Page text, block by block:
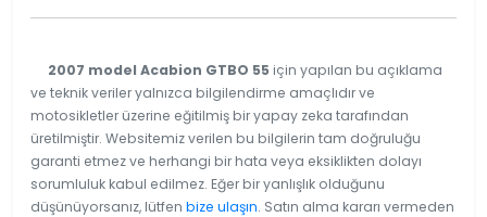
2007 model Acabion GTBO 55 için yapılan bu açıklama
ve teknik veriler yalnızca bilgilendirme amaçlıdır ve
motosikletler üzerine eğitilmiş bir yapay zeka tarafından
üretilmiştir. Websitemiz verilen bu bilgilerin tam doğruluğu
garanti etmez ve herhangi bir hata veya eksiklikten dolayı
sorumluluk kabul edilmez. Eğer bir yanlışlık olduğunu
düşünüyorsanız, lütfen bize ulaşın. Satın alma kararı vermeden